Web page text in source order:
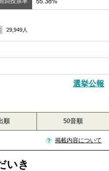
29,949人
選挙公報
順 50音順
掲載内容について
いき